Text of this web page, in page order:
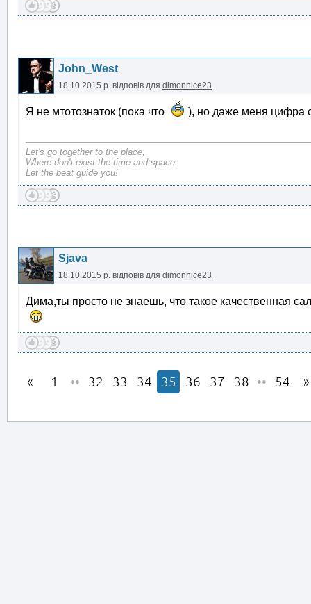
John_West
18.10.2015 р. відповів для dimonnice23
Я не мтотознаток (пока что ), но даже меня цифра
Let's go together to the place,
Where don't exist the time and space.
Let the beat guide you!
Sjava
18.10.2015 р. відповів для dimonnice23
Дима,ты просто не знаешь, что такое качественная
1 •• 32 33 34 35 36 37 38 •• 54